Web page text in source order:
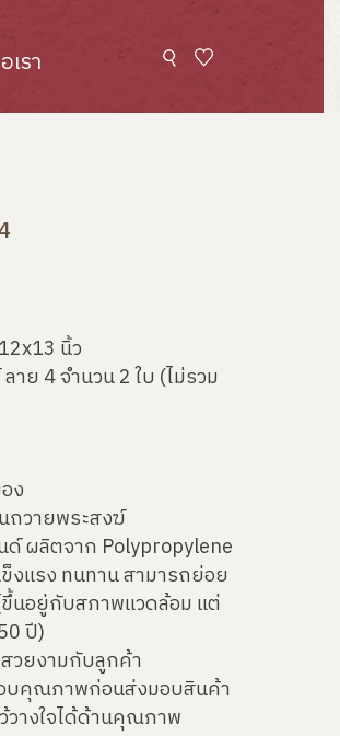
รา
นิ้ว
ย 4 จำนวน 2 ใบ (ไม่รวม
ง
ถวายพระสงฆ์
ด์ผลิตจาก Polypropylene
งแรง ทนทาน สามารถย่อย
ขึ้นอยู่กับสภาพแวดล้อม แต่
ปี)
วยงามกับลูกค้า
บคุณภาพก่อนส่งมอบสินค้า
วางใจได้ด้านคุณภาพ